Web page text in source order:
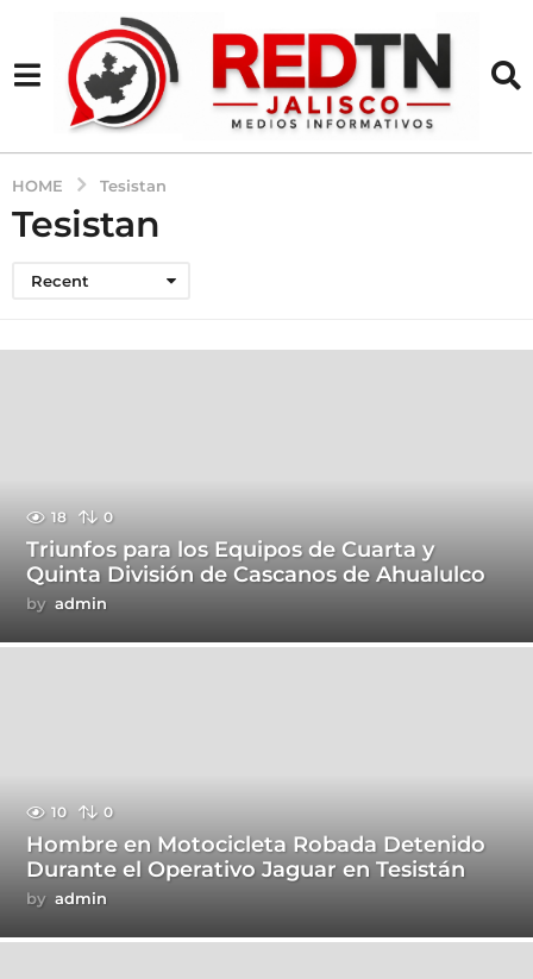
HOME Tesistan
Tesistan
Recent
18 0
Triunfos para los Equipos de Cuarta y
Quinta División de Cascanos de Ahualulco
by admin
10 0
Hombre en Motocicleta Robada Detenido
Durante el Operativo Jaguar en Tesistán
by admin